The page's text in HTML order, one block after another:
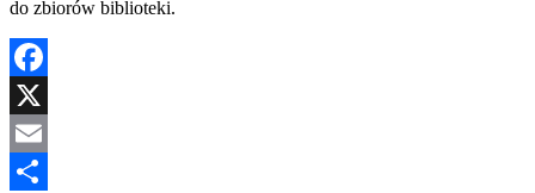
do zbiorów biblioteki.
Facebook
X
Email